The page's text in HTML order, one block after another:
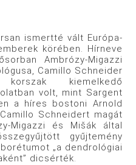
ismertté vált Európa-
körében. Hírneve
Ambrózy-Migazzi
Camillo Schneider
kiemelkedő
volt, mint Sargent
a híres bostoni Arnold
Schneidert magát
Migazzi és Mišák által
gyűjtemény
„a dendrológiai
dicsérték.